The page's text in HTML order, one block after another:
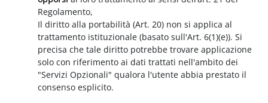
Regolamento,
Il diritto alla portabilità (Art. 20) non si applica al
trattamento istituzionale (basato sull'Art. 6(1)(e)). Si
precisa che tale diritto potrebbe trovare applicazione
solo con riferimento ai dati trattati nell'ambito dei
"Servizi Opzionali" qualora l'utente abbia prestato il
consenso esplicito.